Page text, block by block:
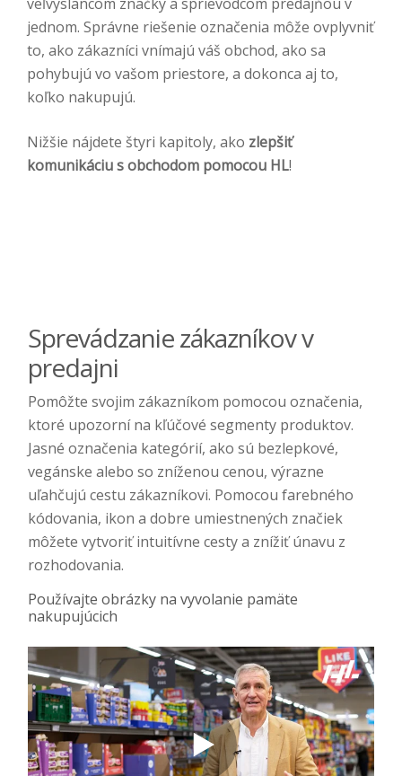
jednom. Správne riešenie označenia môže ovplyvniť
to, ako zákazníci vnímajú váš obchod, ako sa
pohybujú vo vašom priestore, a dokonca aj to,
koľko nakupujú.
Nižšie nájdete štyri kapitoly, ako zlepšiť
komunikáciu s obchodom pomocou HL!
Sprevádzanie zákazníkov v
predajni
Pomôžte svojim zákazníkom pomocou označenia,
ktoré upozorní na kľúčové segmenty produktov.
Jasné označenia kategórií, ako sú bezlepkové,
vegánske alebo so zníženou cenou, výrazne
uľahčujú cestu zákazníkovi. Pomocou farebného
kódovania, ikon a dobre umiestnených značiek
môžete vytvoriť intuitívne cesty a znížiť únavu z
rozhodovania.
Používajte obrázky na vyvolanie pamäte
nakupujúcich